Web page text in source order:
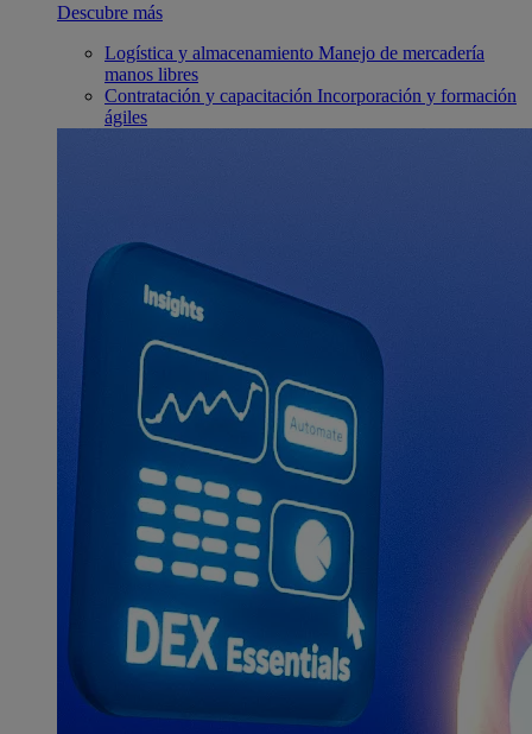
Descubre más
Logística y almacenamiento Manejo de mercadería
manos libres
Contratación y capacitación Incorporación y formación
ágiles